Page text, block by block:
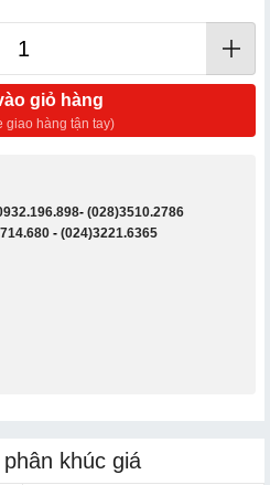
giỏ hàng
giao hàng tận tay)
- (028)3510.2786
- (024)3221.6365
khúc giá